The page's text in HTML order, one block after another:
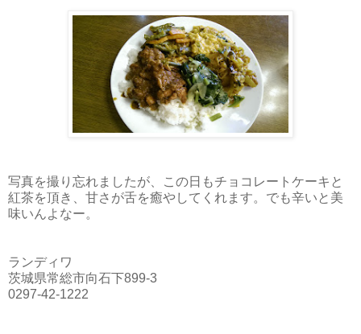
写真を撮り忘れましたが、この日もチョコレートケーキと
紅茶を頂き、甘さが舌を癒やしてくれます。でも辛いと美
味いんよなー。
ランディワ
茨城県常総市向石下899-3
0297-42-1222